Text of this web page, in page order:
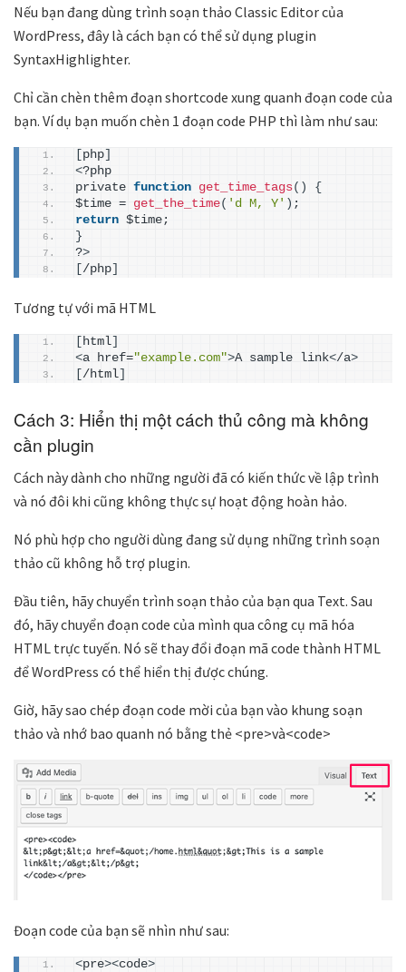
Nếu bạn đang dùng trình soạn thảo Classic Editor của
WordPress, đây là cách bạn có thể sử dụng plugin
SyntaxHighlighter.
Chỉ cần chèn thêm đoạn shortcode xung quanh đoạn code của
bạn. Ví dụ bạn muốn chèn 1 đoạn code PHP thì làm như sau:
php
<?php
private function get_time_tags()
{
$time = get_the_time( 'd M, Y' ) ;
return $time;
}
?>
/php
Tương tự với mã HTML
html
<a href="example.com">A sample link</a>
/html
Cách 3: Hiển thị một cách thủ công mà không
cần plugin
Cách này dành cho những người đã có kiến thức về lập trình
và nó đôi khi cũng không thực sự hoạt động hoàn hảo.
Nó phù hợp cho người dùng đang sử dụng những trình soạn
thảo cũ không hỗ trợ plugin.
Đầu tiên, hãy chuyển trình soạn thảo của bạn qua Text. Sau
đó, hãy chuyển đoạn code của mình qua công cụ mã hóa
HTML trực tuyến. Nó sẽ thay đổi đoạn mã code thành HTML
để WordPress có thể hiển thị được chúng.
Giờ, hãy sao chép đoạn code mời của bạn vào khung soạn
thảo và nhớ bao quanh nó bằng thẻ <pre>và<code>
Đoạn code của bạn sẽ nhìn như sau:
<pre><code>